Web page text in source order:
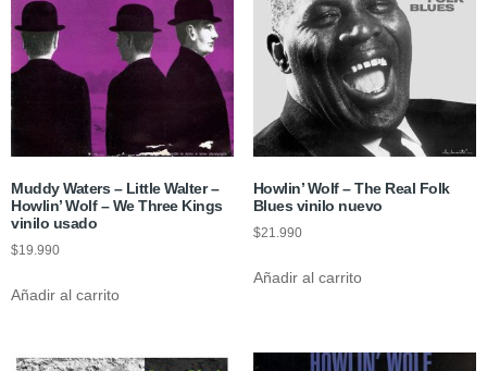
Muddy Waters – Little Walter –
Howlin’ Wolf – We Three Kings
vinilo usado
$19.990
Añadir al carrito
Howlin’ Wolf ‎– The Real Folk
Blues vinilo nuevo
$21.990
Añadir al carrito